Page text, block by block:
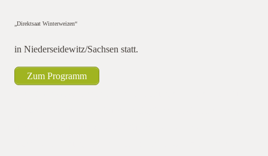
„Direktsaat Winterweizen“
in Niederseidewitz/Sachsen statt.
Zum Programm